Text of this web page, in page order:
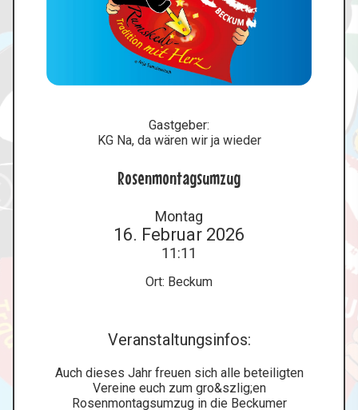
Gastgeber:
KG Na, da wären wir ja wieder
Rosenmontagsumzug
Montag
16. Februar 2026
11:11
Ort: Beckum
Veranstaltungsinfos:
Auch dieses Jahr freuen sich alle beteiligten
Vereine euch zum gro&szlig;en
Rosenmontagsumzug in die Beckumer